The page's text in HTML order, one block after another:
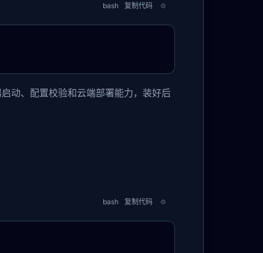
bash 复制代码
动、配置校验和云端部署能力，装好后
bash 复制代码